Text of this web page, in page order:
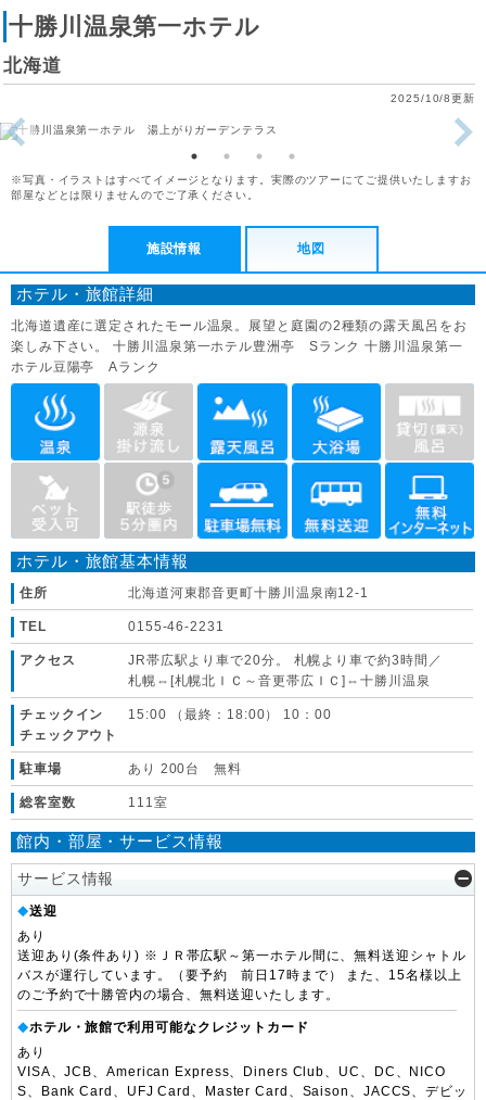
十勝川温泉第一ホテル
北海道
2025/10/8更新
※写真・イラストはすべてイメージとなります。実際のツアーにてご提供いたしますお
部屋などとは限りませんのでご了承ください。
施設情報 地図
ホテル・旅館詳細
北海道遺産に選定されたモール温泉。展望と庭園の2種類の露天風呂をお
楽しみ下さい。 十勝川温泉第一ホテル豊洲亭 Sランク 十勝川温泉第一
ホテル豆陽亭 Aランク
ホテル・旅館基本情報
住所 北海道河東郡音更町十勝川温泉南12-1
TEL 0155-46-2231
アクセス
JR帯広駅より車で20分。 札幌より車で約3時間／
札幌⇔[札幌北ＩＣ～音更帯広ＩＣ]⇔十勝川温泉
チェックイン
チェックアウト
15:00 （最終：18:00） 10：00
駐車場 あり 200台 無料
総客室数 111室
館内・部屋・サービス情報
サービス情報
◆送迎
あり
送迎あり(条件あり) ※ＪＲ帯広駅～第一ホテル間に、無料送迎シャトル
バスが運行しています。（要予約 前日17時まで） また、15名様以上
のご予約で十勝管内の場合、無料送迎いたします。
◆ホテル・旅館で利用可能なクレジットカード
あり
VISA、JCB、American Express、Diners Club、UC、DC、NICO
S、Bank Card、UFJ Card、Master Card、Saison、JACCS、デビッ